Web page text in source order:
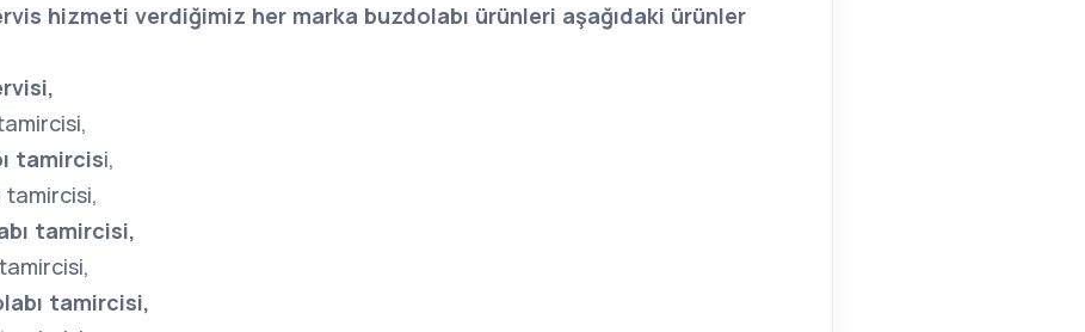
hizmeti verdiğimiz her marka buzdolabı ürünleri aşağıdaki ürünler
tamircisi,
tamircisi,
tamircisi,
tamircisi,